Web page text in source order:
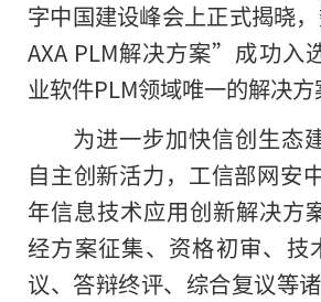
字中国建设峰会上正式揭晓
AXA PLM解决方案”成功入
业软件PLM领域唯一的解决方
为进一步加快信创生态
自主创新活力，工信部网安
年信息技术应用创新解决方
经方案征集、资格初审、技
议、答辩终评、综合复议等